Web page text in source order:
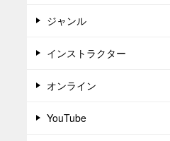
ジャンル
インストラクター
オンライン
YouTube